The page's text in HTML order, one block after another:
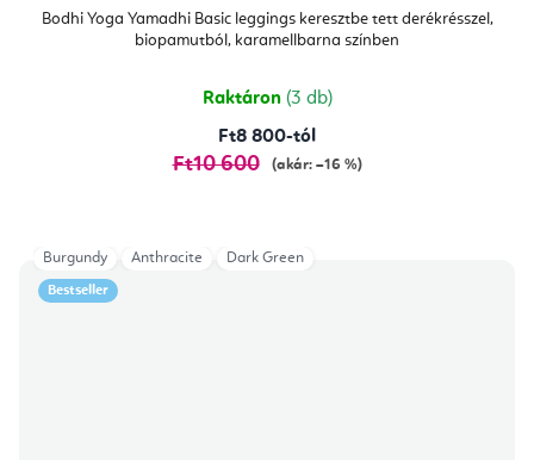
Bodhi Yoga Yamadhi Basic leggings keresztbe tett derékrésszel,
biopamutból, karamellbarna színben
Raktáron (3 db)
Ft8 800-tól
Ft10 600 (akár: –16 %)
Bestseller
Burgundy Anthracite Dark Green